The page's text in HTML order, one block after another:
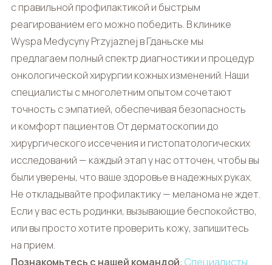
с правильной профилактикой и быстрым
реагированием его можно победить. В клинике
Wyspa Medycyny Przyjaznej в Гданьске мы
предлагаем полный спектр диагностики и процедур
онкологической хирургии кожных изменений. Наши
специалисты с многолетним опытом сочетают
точность с эмпатией, обеспечивая безопасность
и комфорт пациентов. От дерматоскопии до
хирургического иссечения и гистопатологических
исследований — каждый этап у нас отточен, чтобы вы
были уверены, что ваше здоровье в надежных руках.
Не откладывайте профилактику — меланома не ждет.
Если у вас есть родинки, вызывающие беспокойство,
или вы просто хотите проверить кожу, запишитесь
на прием.
Познакомьтесь с нашей командой: Специалисты